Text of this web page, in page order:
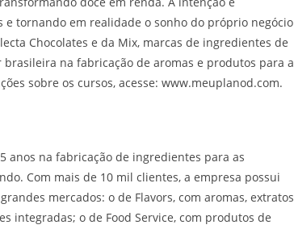
tornando em realidade o sonho do próprio negócio
Chocolates e da Mix, marcas de ingredientes de
na fabricação de aromas e produtos para a
sobre os cursos, acesse: www.meuplanod.com.
anos na fabricação de ingredientes para as
Com mais de 10 mil clientes, a empresa possui
mercados: o de Flavors, com aromas, extratos
integradas; o de Food Service, com produtos de